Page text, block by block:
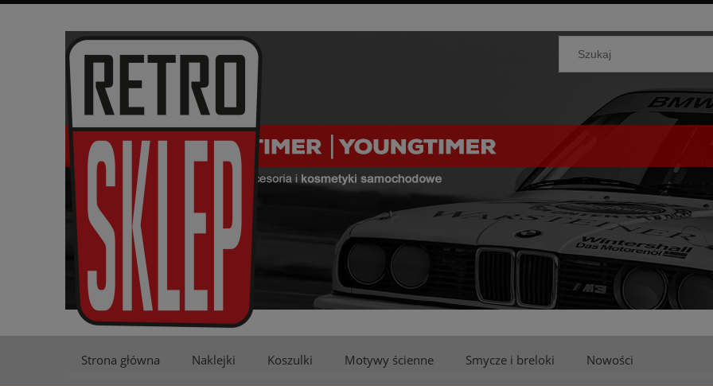
Strona główna Naklejki Koszulki Motywy ścienne Smycze i breloki Nowości